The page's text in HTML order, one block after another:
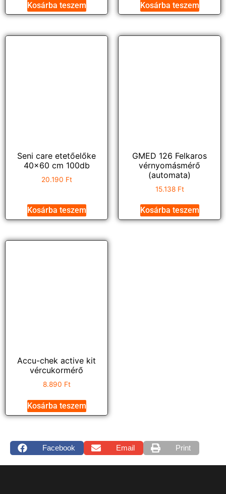
Kosárba teszem Kosárba teszem
Seni care etetőelőke
40×60 cm 100db
20.190 Ft
Kosárba teszem
GMED 126 Felkaros
vérnyomásmérő
(automata)
15.138 Ft
Kosárba teszem
Accu-chek active kit
vércukormérő
8.890 Ft
Kosárba teszem
Facebook Email Print